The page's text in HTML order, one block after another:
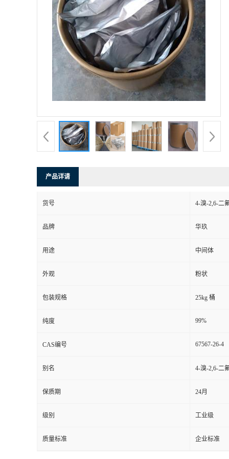
产品详请
货号 4-溴-2,6-二
品牌 华玖
用途 中间体
外观 粉状
包装规格 25kg 桶
纯度 99%
CAS编号 67567-26-4
别名 4-溴-2,6-二
保质期 24月
级别 工业级
质量标准 企业标准